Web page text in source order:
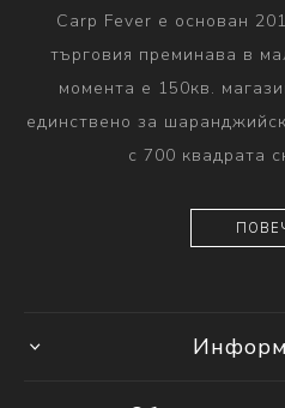
Carp Fever е основан
търговия преминава в
момента е 150кв.
единствено за
с 700 квадрата